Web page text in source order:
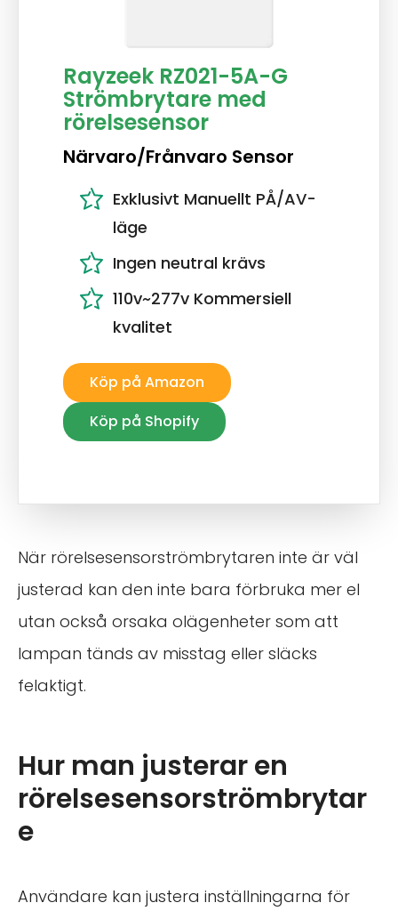
Rayzeek RZ021-5A-G
Strömbrytare med
rörelsesensor
Närvaro/Frånvaro Sensor
Exklusivt Manuellt PÅ/AV-
läge
Ingen neutral krävs
110v~277v Kommersiell
kvalitet
Köp på Amazon
Köp på Shopify
När rörelsesensorströmbrytaren inte är väl
justerad kan den inte bara förbruka mer el
utan också orsaka olägenheter som att
lampan tänds av misstag eller släcks
felaktigt.
Hur man justerar en
rörelsesensorströmbrytar
e
Användare kan justera inställningarna för